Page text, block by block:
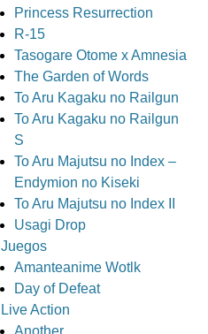
Princess Resurrection
R-15
Tasogare Otome x Amnesia
The Garden of Words
To Aru Kagaku no Railgun
To Aru Kagaku no Railgun
S
To Aru Majutsu no Index –
Endymion no Kiseki
To Aru Majutsu no Index II
Usagi Drop
Juegos
Amanteanime Wotlk
Day of Defeat
Live Action
Another